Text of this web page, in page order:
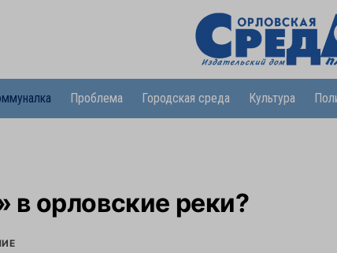
Проблема Городская среда Культура
в орловские реки?